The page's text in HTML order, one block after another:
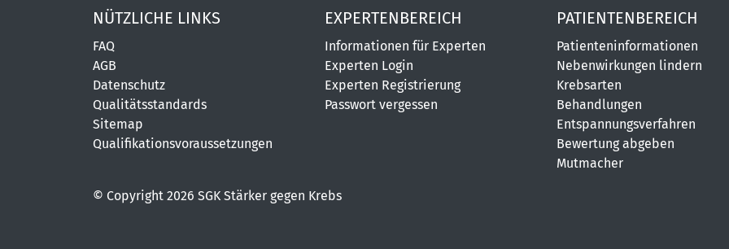
NÜTZLICHE LINKS
FAQ
AGB
Datenschutz
Qualitätsstandards
Sitemap
Qualifikationsvoraussetzungen
EXPERTENBEREICH
Informationen für Experten
Experten Login
Experten Registrierung
Passwort vergessen
PATIENTENBEREICH
Patienteninformationen
Nebenwirkungen lindern
Krebsarten
Behandlungen
Entspannungsverfahren
Bewertung abgeben
Mutmacher
© Copyright 2026 SGK Stärker gegen Krebs